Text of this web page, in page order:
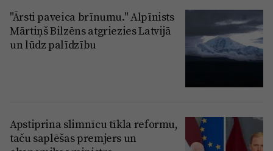
"Ārsti paveica brīnumu." Alpīnists
Mārtiņš Bilzēns atgriezies Latvijā
un lūdz palīdzību
Apstiprina slimnīcu tīkla reformu,
taču saplēšas premjers un